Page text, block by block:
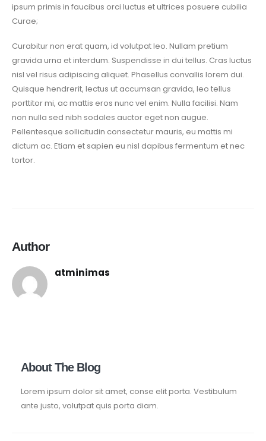
ipsum primis in faucibus orci luctus et ultrices posuere cubilia
Curae;
Curabitur non erat quam, id volutpat leo. Nullam pretium
gravida urna et interdum. Suspendisse in dui tellus. Cras luctus
nisl vel risus adipiscing aliquet. Phasellus convallis lorem dui.
Quisque hendrerit, lectus ut accumsan gravida, leo tellus
porttitor mi, ac mattis eros nunc vel enim. Nulla facilisi. Nam
non nulla sed nibh sodales auctor eget non augue.
Pellentesque sollicitudin consectetur mauris, eu mattis mi
dictum ac. Etiam et sapien eu nisl dapibus fermentum et nec
tortor.
Author
atminimas
About The Blog
Lorem ipsum dolor sit amet, conse elit porta. Vestibulum
ante justo, volutpat quis porta diam.